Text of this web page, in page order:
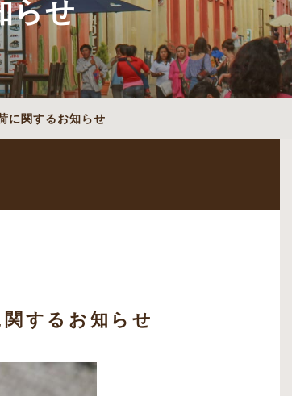
らせ
に関するお知らせ
するお知らせ